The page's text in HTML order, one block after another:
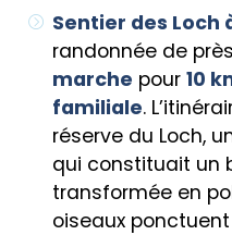
Sentier des Loch
randonnée de
marche pour 10
familiale.
réserve du Loch,
qui constituait un
transformée en
oiseaux